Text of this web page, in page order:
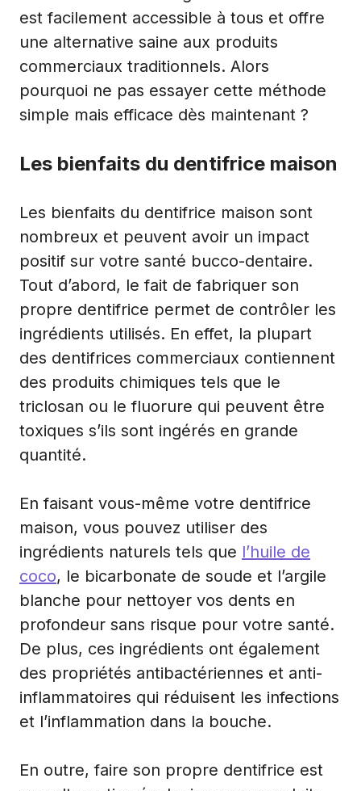
est facilement accessible à tous et offre
une alternative saine aux produits
commerciaux traditionnels. Alors
pourquoi ne pas essayer cette méthode
simple mais efficace dès maintenant ?
Les bienfaits du dentifrice maison
Les bienfaits du dentifrice maison sont
nombreux et peuvent avoir un impact
positif sur votre santé bucco-dentaire.
Tout d’abord, le fait de fabriquer son
propre dentifrice permet de contrôler les
ingrédients utilisés. En effet, la plupart
des dentifrices commerciaux contiennent
des produits chimiques tels que le
triclosan ou le fluorure qui peuvent être
toxiques s’ils sont ingérés en grande
quantité.
En faisant vous-même votre dentifrice
maison, vous pouvez utiliser des
ingrédients naturels tels que l’huile de
coco, le bicarbonate de soude et l’argile
blanche pour nettoyer vos dents en
profondeur sans risque pour votre santé.
De plus, ces ingrédients ont également
des propriétés antibactériennes et anti-
inflammatoires qui réduisent les infections
et l’inflammation dans la bouche.
En outre, faire son propre dentifrice est